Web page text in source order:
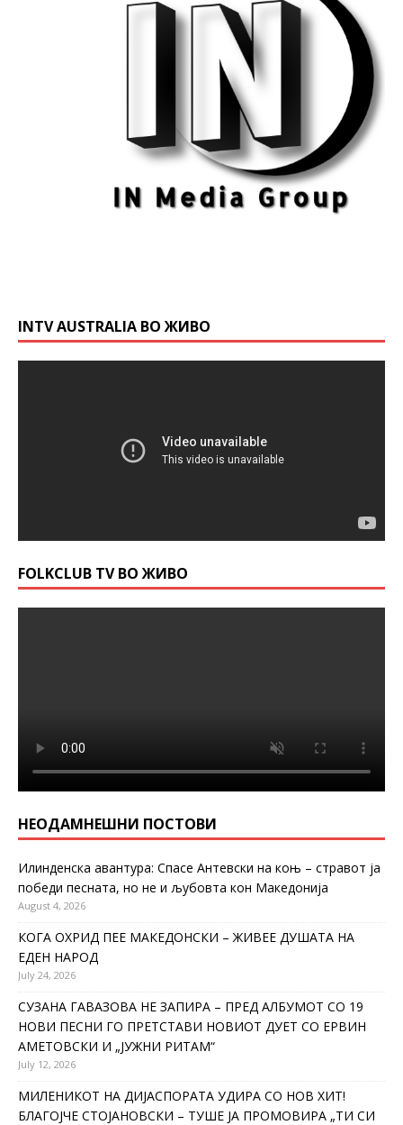
INTV AUSTRALIA ВО ЖИВО
FOLKCLUB TV ВО ЖИВО
НЕОДАМНЕШНИ ПОСТОВИ
Илинденска авантура: Спасе Антевски на коњ – стравот ја
победи песната, но не и љубовта кон Македонија
August 4, 2026
КОГА ОХРИД ПЕЕ МАКЕДОНСКИ – ЖИВЕЕ ДУШАТА НА
ЕДЕН НАРОД
July 24, 2026
СУЗАНА ГАВАЗОВА НЕ ЗАПИРА – ПРЕД АЛБУМОТ СО 19
НОВИ ПЕСНИ ГО ПРЕТСТАВИ НОВИОТ ДУЕТ СО ЕРВИН
АМЕТОВСКИ И „ЈУЖНИ РИТАМ“
July 12, 2026
МИЛЕНИКОТ НА ДИЈАСПОРАТА УДИРА СО НОВ ХИТ!
БЛАГОЈЧЕ СТОЈАНОВСКИ – ТУШЕ ЈА ПРОМОВИРА „ТИ СИ